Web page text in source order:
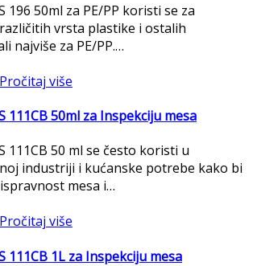
196 50ml za PE/PP koristi se za
vrsta plastike i ostalih
najviše za PE/PP.…
Pročitaj više
111CB 50ml za Inspekciju mesa
111CB 50 ml se često koristi u
industriji i kućanske potrebe kako bi
mesa i…
Pročitaj više
111CB 1L za Inspekciju mesa